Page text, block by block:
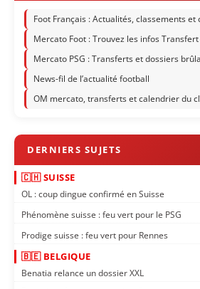
Foot Français : Actualités, classements
Mercato Foot : Trouvez les infos
Mercato PSG : Transferts et dossiers
News-fil de l’actualité football
OM mercato, transferts et calendrier du
🇨🇭 SUISSE
OL : coup dingue confirmé en Suisse
Phénomène suisse : feu vert pour le PSG
Prodige suisse : feu vert pour Rennes
🇧🇪 BELGIQUE
Benatia relance un dossier XXL